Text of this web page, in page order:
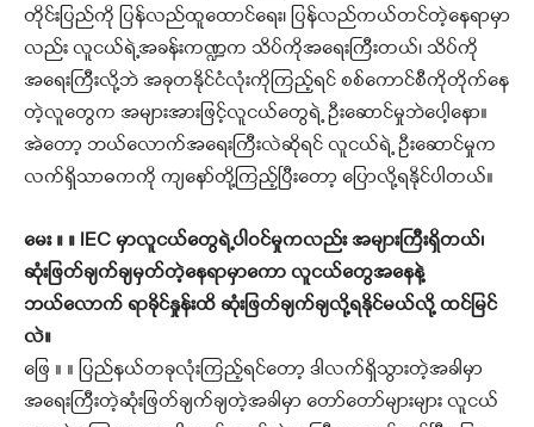
တိုင်းပြည်ကို ပြန်လည်ထူထောင်ရေး၊ ပြန်လည်ကယ်တင်တဲ့နေရာမှာ
လည်း လူငယ်ရဲ့အခန်းကဏ္ဍက သိပ်ကိုအရေးကြီးတယ်၊ သိပ်ကို
အရေးကြီးလို့ဘဲ အခုတနိုင်ငံလုံးကိုကြည့်ရင် စစ်ကောင်စီကိုတိုက်နေ
တဲ့လူတွေက အများအားဖြင့်လူငယ်တွေရဲ့ ဦးဆောင်မှုဘဲပေါ့နော။
အဲတော့ ဘယ်လောက်အရေးကြီးလဲဆိုရင် လူငယ်ရဲ့ ဦးဆောင်မှုက
လက်ရှိသာဓကကို ကျနော်တို့ကြည့်ပြီးတော့ ပြောလို့ရနိုင်ပါတယ်။
မေး ။ ။ IEC မှာလူငယ်တွေရဲ့ပါဝင်မှုကလည်း အများကြီးရှိတယ်၊
ဆုံးဖြတ်ချက်ချမှတ်တဲ့နေရာမှာကော လူငယ်တွေအနေနဲ့
ဘယ်လောက် ရာခိုင်နှုန်းထိ ဆုံးဖြတ်ချက်ချလို့ရနိုင်မယ်လို့ ထင်မြင်
လဲ။
ဖြေ ။ ။ ပြည်နယ်တခုလုံးကြည့်ရင်တော့ ဒါလက်ရှိသွားတဲ့အခါမှာ
အရေးကြီးတဲ့ဆုံးဖြတ်ချက်ချတဲ့အခါမှာ တော်တော်များများ လူငယ်